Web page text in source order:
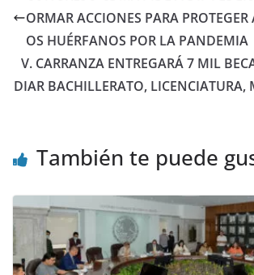
ORMAR ACCIONES PARA
OS HUÉRFANOS POR LA PANDEMIA
V. CARRANZA ENTREGARÁ 7 MIL
DIAR BACHILLERATO, LICENCIATURA,
También te puede